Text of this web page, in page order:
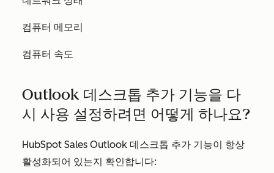
컴퓨터 메모리
컴퓨터 속도
Outlook 데스크톱 추가 기능을 다
시 사용 설정하려면 어떻게 하나요?
HubSpot Sales Outlook 데스크톱 추가 기능이 항상
활성화되어 있는지 확인합니다: